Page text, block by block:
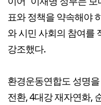
표와 정책을 약속해야
와 시민 사회의 참여를
강조했다.
환경운동연합도 성명
전환, 4대강 재자연화,